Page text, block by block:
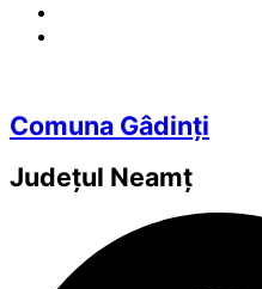
Comuna Gâdinți
Județul Neamț